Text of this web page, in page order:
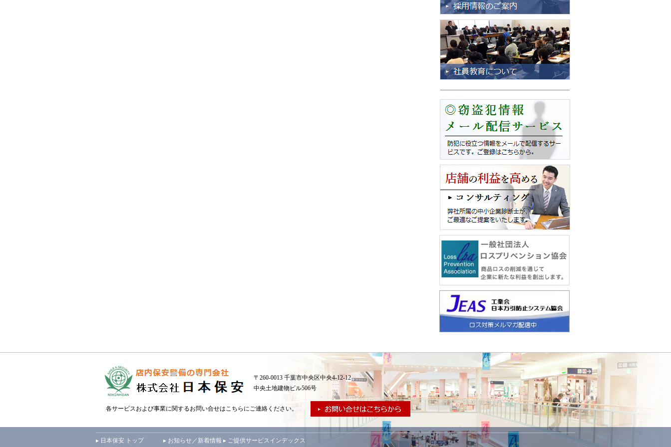
〒260-0013 千葉市中央区中央4-12-12
中央土地建物ビル506号
各サービスおよび事業に関するお問い合せはこちらにご連絡ください。
▸ 日本保安 トップ ▸ お知らせ／新着情報 ▸ ご提供サービスインデックス